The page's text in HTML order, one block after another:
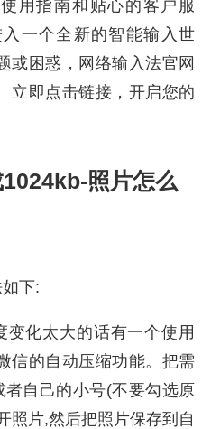
用指南和贴心的客户服
一个全新的智能输入世
或困惑，网络输入法官网
立即点击链接，开启您的
照片怎么
下:
变化太大的话有一个使用
信的自动压缩功能。把需
自己的小号(不要勾选原
照片,然后把照片保存到自